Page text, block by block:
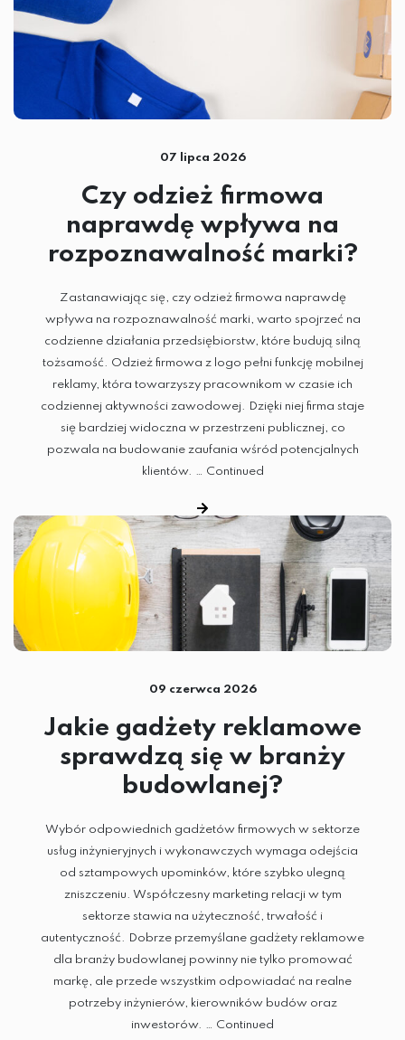
TERMOTRANSFER
SUBLIMACJA
DTG
SITODRUK
ODZIEŻ
07 lipca 2026
Czy odzież firmowa
naprawdę wpływa na
rozpoznawalność marki?
Zastanawiając się, czy odzież firmowa naprawdę
wpływa na rozpoznawalność marki, warto spojrzeć na
codzienne działania przedsiębiorstw, które budują silną
tożsamość. Odzież firmowa z logo pełni funkcję mobilnej
reklamy, która towarzyszy pracownikom w czasie ich
codziennej aktywności zawodowej. Dzięki niej firma staje
się bardziej widoczna w przestrzeni publicznej, co
pozwala na budowanie zaufania wśród potencjalnych
klientów. …
Continued
09 czerwca 2026
Jakie gadżety reklamowe
sprawdzą się w branży
budowlanej?
Wybór odpowiednich gadżetów firmowych w sektorze
usług inżynieryjnych i wykonawczych wymaga odejścia
od sztampowych upominków, które szybko ulegną
zniszczeniu. Współczesny marketing relacji w tym
sektorze stawia na użyteczność, trwałość i
autentyczność. Dobrze przemyślane gadżety reklamowe
dla branży budowlanej powinny nie tylko promować
markę, ale przede wszystkim odpowiadać na realne
potrzeby inżynierów, kierowników budów oraz
inwestorów. … Continued